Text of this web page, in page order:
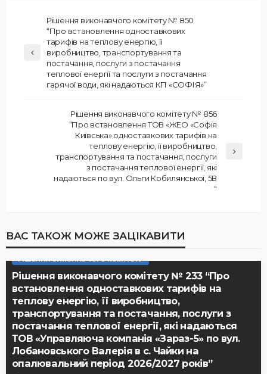
Рішення виконавчого комітету № 850
“Про встановлення одноставкових
тарифів на теплову енергію, її
виробництво, транспортування та
постачання, послуги з постачання
теплової енергії та послуги з постачання
гарячої води, які надаються КП «СОФІЯ»”
Рішення виконавчого комітету № 856
“Про встановлення ТОВ «ЖЕО «Софія
Київська» одноставкових тарифів на
теплову енергію, її виробництво,
транспортування та постачання, послуги
з постачання теплової енергії, які
надаються по вул. Ольги Кобилянської, 5В
“
ВАС ТАКОЖ МОЖЕ ЗАЦІКАВИТИ
Рішення виконавчого комітету № 233 “Про
встановлення одноставкових тарифів на
теплову енергію, її виробництво,
транспортування та постачання, послуги з
постачання теплової енергії, які надаються
ТОВ «Управляюча компанія «Зараз-5» по вул.
Лобановського Валерія в с. Чайки на
опалювальний період 2026/2027 років”